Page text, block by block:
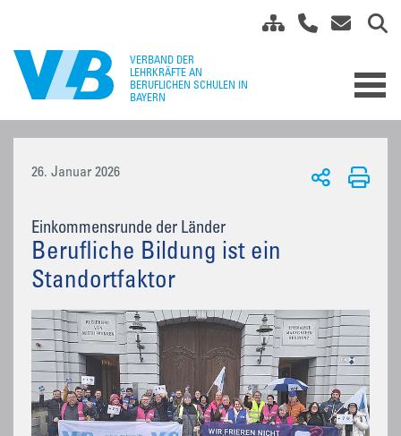
26. Januar 2026
Einkommensrunde der Länder
Berufliche Bildung ist ein
Standortfaktor